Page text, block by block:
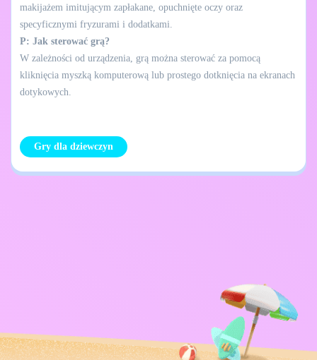
makijażem imitującym zapłakane, opuchnięte oczy oraz
specyficznymi fryzurami i dodatkami.
P: Jak sterować grą?
W zależności od urządzenia, grą można sterować za pomocą
kliknięcia myszką komputerową lub prostego dotknięcia na ekranach
dotykowych.
Gry dla dziewczyn